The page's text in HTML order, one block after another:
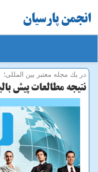
انجمن پارسیان
در یك مجله معتبر بین المللی؛
نتیجه مطالعات پیش